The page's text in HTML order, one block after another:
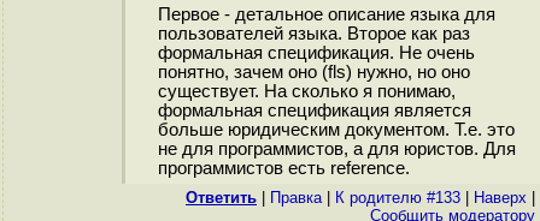
Первое - детальное описание языка для
пользователей языка. Второе как раз
формальная спецификация. Не очень
понятно, зачем оно (fls) нужно, но оно
существует. На сколько я понимаю,
формальная спецификация является
больше юридическим документом. Т.е. это
не для программистов, а для юристов. Для
программистов есть reference.
Ответить Правка| К родителю #133 Наверх
Cообщить модератору